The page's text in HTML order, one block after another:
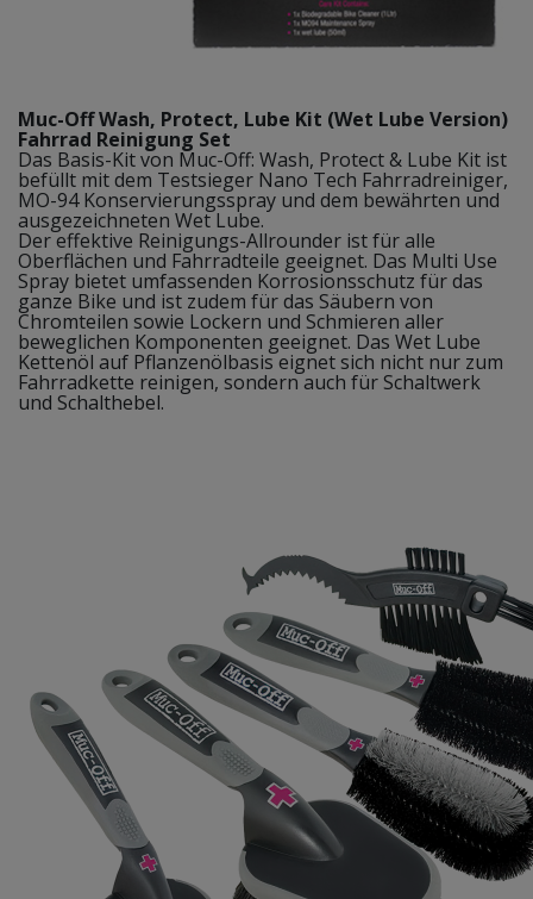
Muc-Off Wash, Protect, Lube Kit (Wet Lube Version)
Fahrrad Reinigung Set
Das Basis-Kit von Muc-Off: Wash, Protect & Lube Kit ist
befüllt mit dem Testsieger Nano Tech Fahrradreiniger,
MO-94 Konservierungsspray und dem bewährten und
ausgezeichneten Wet Lube.
Der effektive Reinigungs-Allrounder ist für alle
Oberflächen und Fahrradteile geeignet. Das Multi Use
Spray bietet umfassenden Korrosionsschutz für das
ganze Bike und ist zudem für das Säubern von
Chromteilen sowie Lockern und Schmieren aller
beweglichen Komponenten geeignet. Das Wet Lube
Kettenöl auf Pflanzenölbasis eignet sich nicht nur zum
Fahrradkette reinigen, sondern auch für Schaltwerk
und Schalthebel.